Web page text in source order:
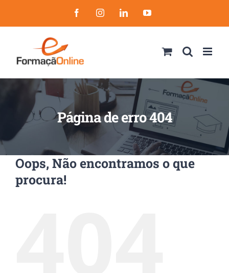
to
FacebookInstagramLinkedInYouTube
Página de erro 404
Oops, Não encontramos o que
procura!